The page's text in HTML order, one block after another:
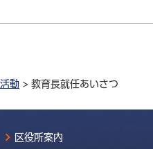
動 > 教育長就任あいさつ
区役所案内